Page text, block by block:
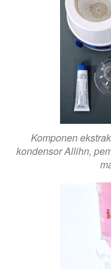
Komponen
kondensor Allihn,